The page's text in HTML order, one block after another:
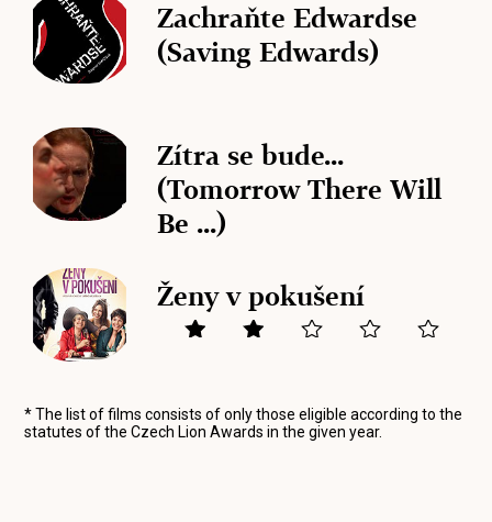
Zachraňte Edwardse
(Saving Edwards)
Zítra se bude...
(Tomorrow There Will
Be ...)
Ženy v pokušení
* The list of films consists of only those eligible according to the
statutes of the Czech Lion Awards in the given year.